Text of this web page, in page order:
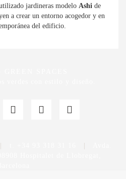
jardineras modelo Ashi de
a crear un entorno acogedor y en
del edificio.